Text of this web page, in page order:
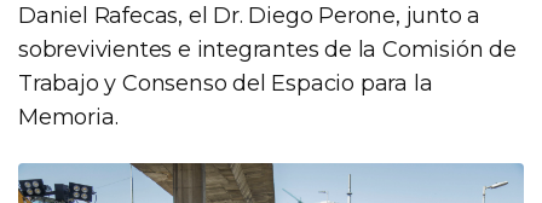
Daniel Rafecas, el Dr. Diego Perone, junto a
sobrevivientes e integrantes de la Comisión de
Trabajo y Consenso del Espacio para la
Memoria.